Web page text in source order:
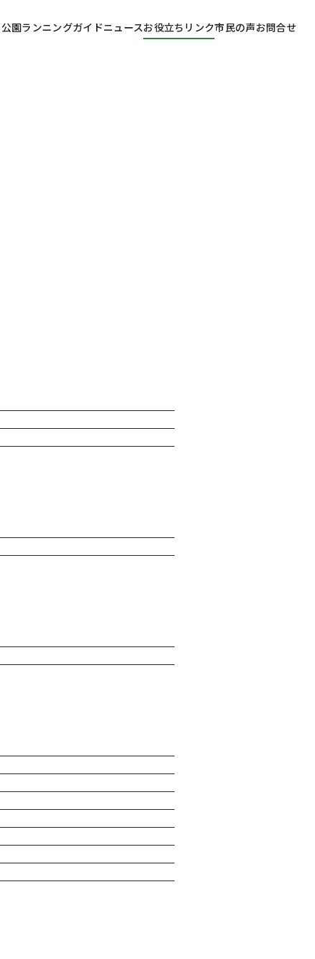
公園ランニングガイドニュースお役立ちリンク市民の声お問合せ